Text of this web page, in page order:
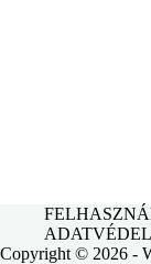
Copyright © 2026 -